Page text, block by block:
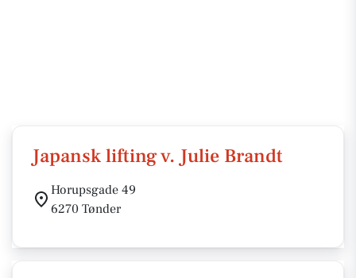
Japansk lifting v. Julie Brandt
Horupsgade 49
6270 Tønder